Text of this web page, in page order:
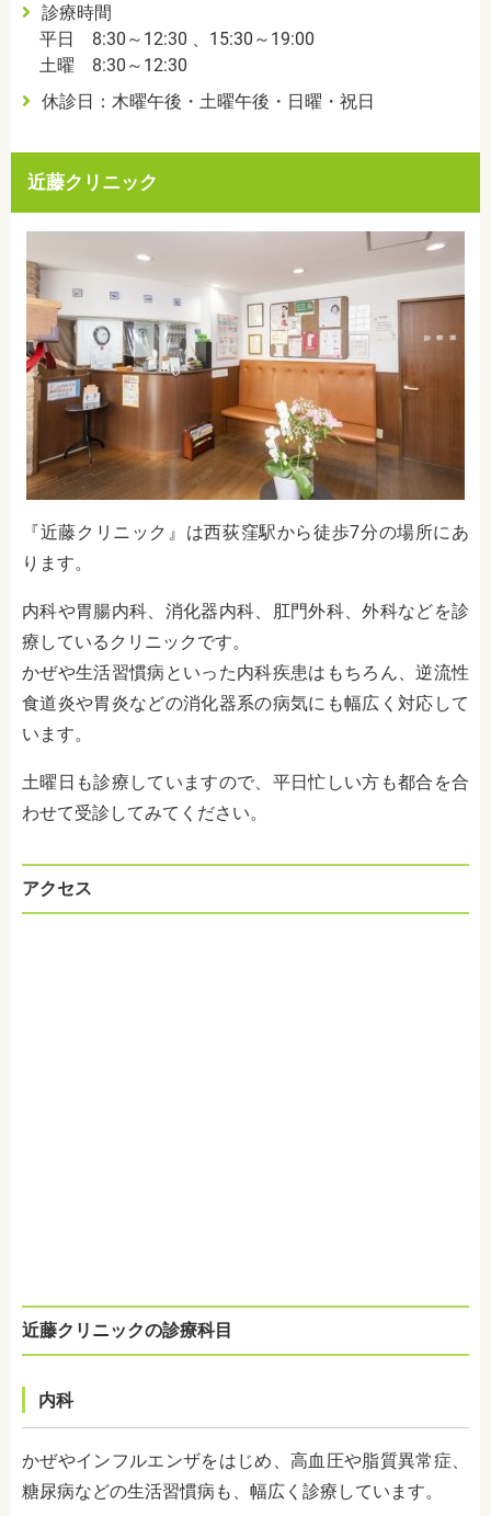
診療時間
平日 8:30～12:30 、15:30～19:00
土曜 8:30～12:30
休診日：木曜午後・土曜午後・日曜・祝日
近藤クリニック
『近藤クリニック』は西荻窪駅から徒歩7分の場所にあ
ります。
内科や胃腸内科、消化器内科、肛門外科、外科などを診
療しているクリニックです。
かぜや生活習慣病といった内科疾患はもちろん、逆流性
食道炎や胃炎などの消化器系の病気にも幅広く対応して
います。
土曜日も診療していますので、平日忙しい方も都合を合
わせて受診してみてください。
アクセス
近藤クリニックの診療科目
内科
かぜやインフルエンザをはじめ、高血圧や脂質異常症、
糖尿病などの生活習慣病も、幅広く診療しています。